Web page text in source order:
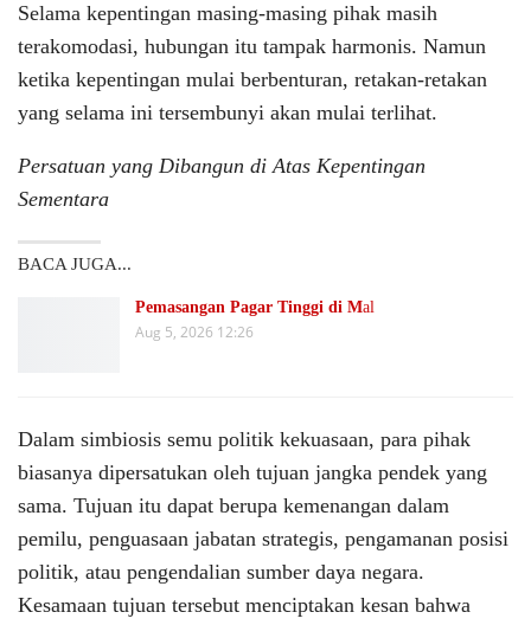
Selama kepentingan masing-masing pihak masih
terakomodasi, hubungan itu tampak harmonis. Namun
ketika kepentingan mulai berbenturan, retakan-retakan
yang selama ini tersembunyi akan mulai terlihat.
Persatuan yang Dibangun di Atas Kepentingan
Sementara
BACA JUGA...
Pemasangan Pagar Tinggi di Mal
Aug 5, 2026 12:26
Dalam simbiosis semu politik kekuasaan, para pihak
biasanya dipersatukan oleh tujuan jangka pendek yang
sama. Tujuan itu dapat berupa kemenangan dalam
pemilu, penguasaan jabatan strategis, pengamanan posisi
politik, atau pengendalian sumber daya negara.
Kesamaan tujuan tersebut menciptakan kesan bahwa